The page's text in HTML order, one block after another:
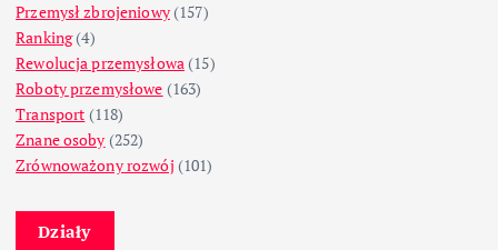
Przemysł zbrojeniowy(157)
Ranking(4)
Rewolucja przemysłowa (15)
Roboty przemysłowe (163)
Transport (118)
Znane osoby (252)
Zrównoważony rozwój (101)
Działy